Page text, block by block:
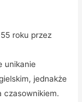
roku przez
unikanie
jednakże
czasownikiem.